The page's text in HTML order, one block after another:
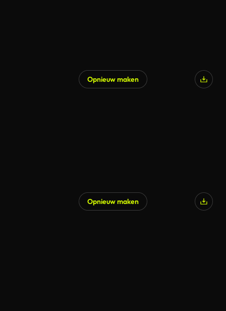
Opnieuw maken
Opnieuw maken